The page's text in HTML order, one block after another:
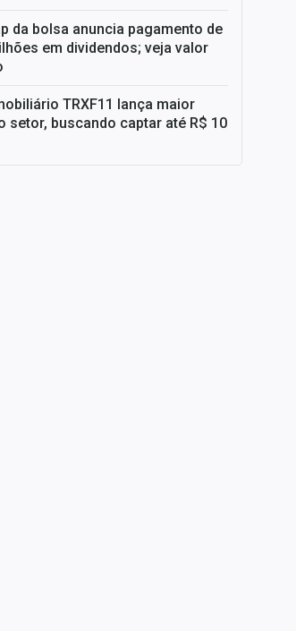
da bolsa anuncia pagamento de
em dividendos; veja valor
TRXF11 lança maior
setor, buscando captar até R$ 10